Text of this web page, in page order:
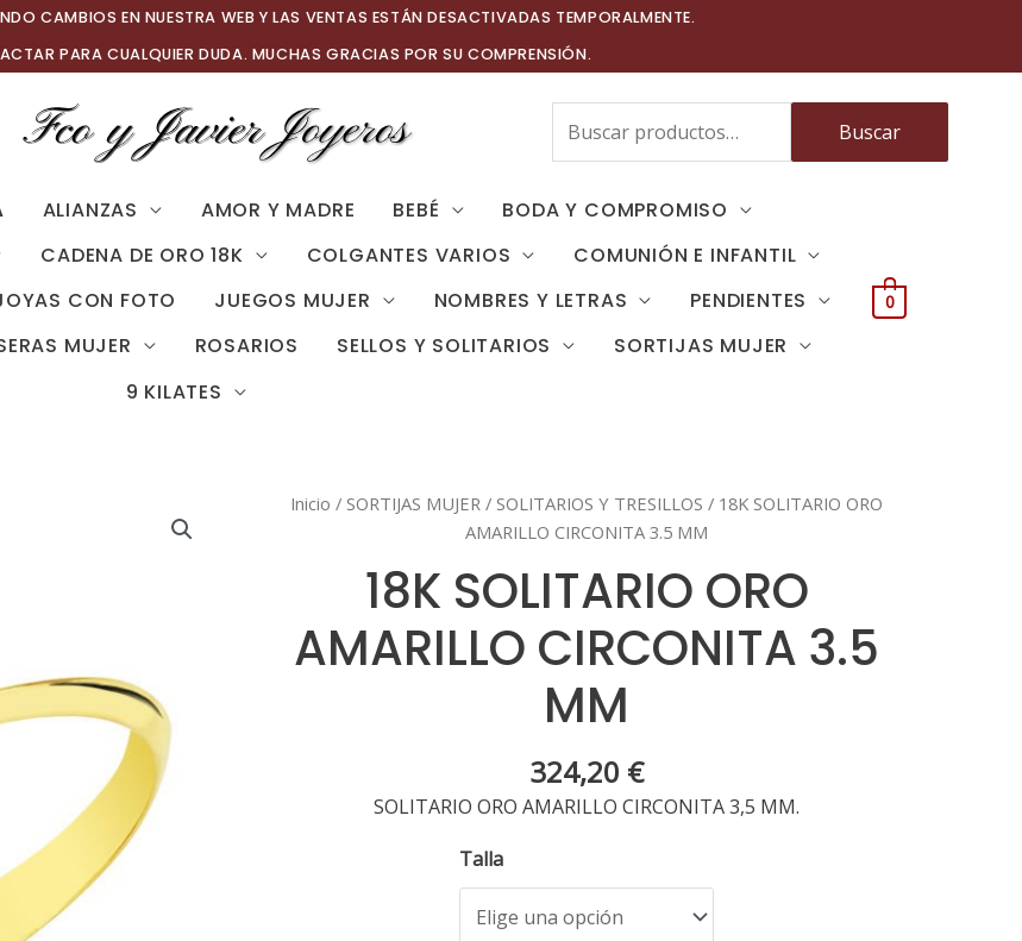
CAMBIOS EN NUESTRA WEB Y LAS VENTAS ESTÁN DESACTIVADAS TEMPORALMENTE.
PARA CUALQUIER DUDA. MUCHAS GRACIAS POR SU COMPRENSIÓN.
Buscar
por:
Buscar
ALIANZAS AMOR Y MADRE BEBÉ
BODA Y COMPROMISO
CADENA DE ORO 18K COLGANTES VARIOS
COMUNIÓN E INFANTIL
CON FOTO JUEGOS MUJER NOMBRES Y LETRAS
PENDIENTES
MUJER ROSARIOS SELLOS Y SOLITARIOS
SORTIJAS MUJER
9 KILATES
0
Inicio / SORTIJAS MUJER / SOLITARIOS Y TRESILLOS / 18K SOLITARIO ORO
AMARILLO CIRCONITA 3.5 MM
18K SOLITARIO ORO
AMARILLO CIRCONITA 3.5
MM
324,20 €
SOLITARIO ORO AMARILLO CIRCONITA 3,5 MM.
Talla